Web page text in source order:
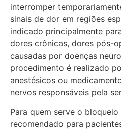
interromper
sinais de dor em regiões
indicado principalmente
dores crônicas, dores pós-
causadas por doenças
procedimento é realizado
anestésicos ou
nervos responsáveis pela
Para quem serve o
recomendado para